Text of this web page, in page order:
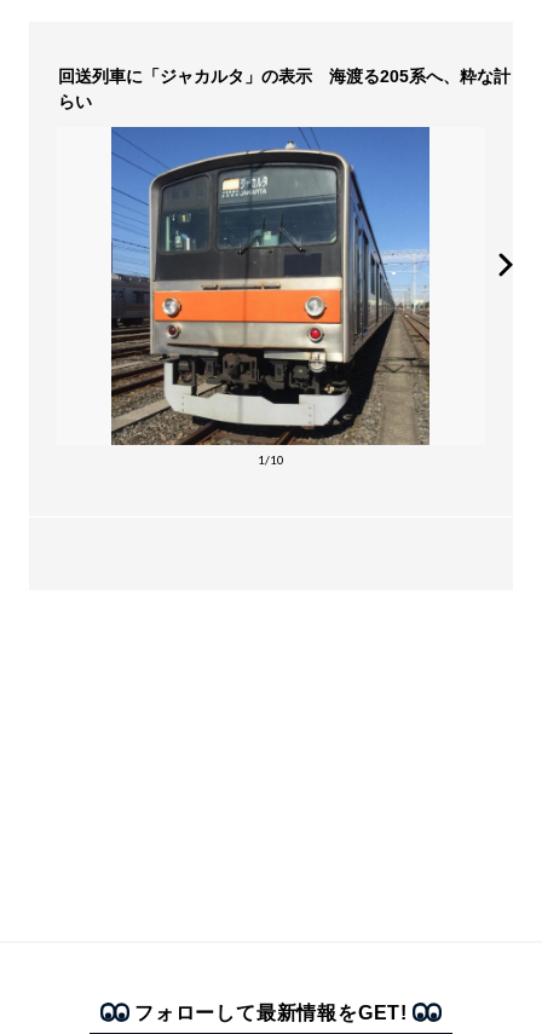
回送列車に「ジャカルタ」の表示 海渡る205系へ、粋な計
らい
1/10
フォローして最新情報をGET!